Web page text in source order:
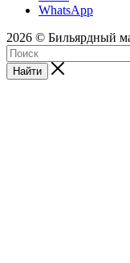
WhatsApp
2026 © Бильярдный
Найти